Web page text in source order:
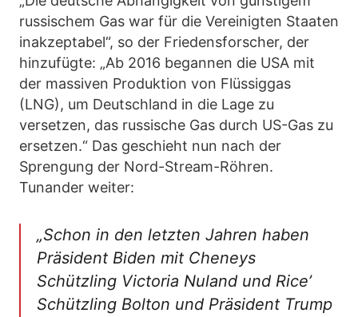
russischem Gas war für die Vereinigten Staaten
inakzeptabel“, so der Friedensforscher, der
hinzufügte: „Ab 2016 begannen die USA mit
der massiven Produktion von Flüssiggas
(LNG), um Deutschland in die Lage zu
versetzen, das russische Gas durch US-Gas zu
ersetzen.“ Das geschieht nun nach der
Sprengung der Nord-Stream-Röhren.
Tunander weiter:
„Schon in den letzten Jahren haben
Präsident Biden mit Cheneys
Schützling Victoria Nuland und Rice’
Schützling Bolton und Präsident Trump